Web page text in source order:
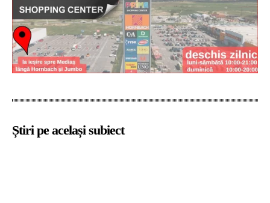
Știri pe același subiect